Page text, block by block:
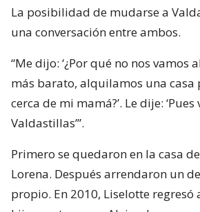
La posibilidad de mudarse a
una conversación entre ambos.
“Me dijo: ‘¿Por qué no nos vamos
más barato, alquilamos una casa
cerca de mi mamá?’. Le dije:
Valdastillas’”.
Primero se quedaron en la casa
Lorena. Después arrendaron un
propio. En 2010, Liselotte regresó